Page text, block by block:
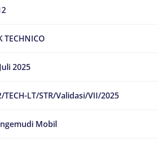
TECHNICO
2025
TECH-LT/STR/Validasi/VII/2025
Mobil